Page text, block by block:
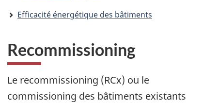
Efficacité énergétique des bâtiments
Recommissioning
Le recommissioning (RCx) ou le
commissioning des bâtiments existants